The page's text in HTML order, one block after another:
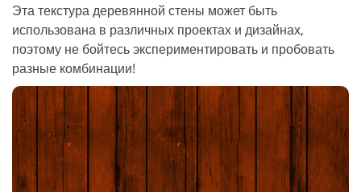
Эта текстура деревянной стены может быть
использована в различных проектах и дизайнах,
поэтому не бойтесь экспериментировать и пробовать
разные комбинации!